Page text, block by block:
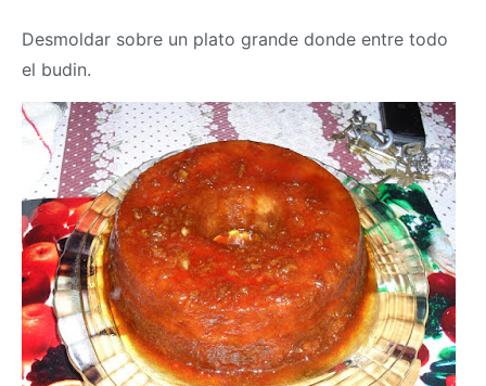
Desmoldar sobre un plato grande donde entre todo
el budin.